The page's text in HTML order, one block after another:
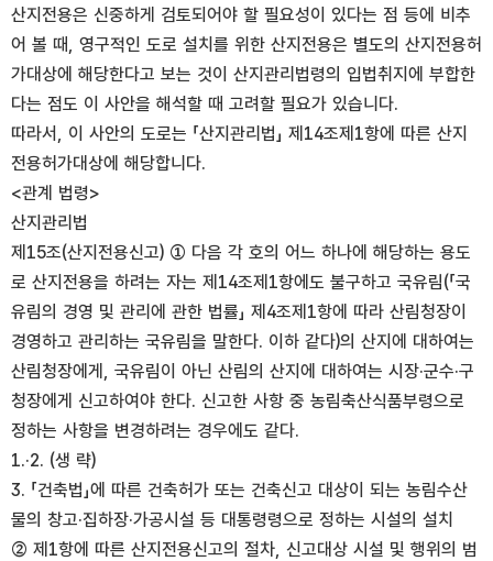
산지전용은 신중하게 검토되어야 할 필요성이 있다는 점 등에 비추
어 볼 때, 영구적인 도로 설치를 위한 산지전용은 별도의 산지전용허
가대상에 해당한다고 보는 것이 산지관리법령의 입법취지에 부합한
다는 점도 이 사안을 해석할 때 고려할 필요가 있습니다.
따라서, 이 사안의 도로는 「산지관리법」 제14조제1항에 따른 산지
전용허가대상에 해당합니다.
<관계 법령>
산지관리법
제15조(산지전용신고) ① 다음 각 호의 어느 하나에 해당하는 용도
로 산지전용을 하려는 자는 제14조제1항에도 불구하고 국유림(「국
유림의 경영 및 관리에 관한 법률」 제4조제1항에 따라 산림청장이
경영하고 관리하는 국유림을 말한다. 이하 같다)의 산지에 대하여는
산림청장에게, 국유림이 아닌 산림의 산지에 대하여는 시장·군수·구
청장에게 신고하여야 한다. 신고한 사항 중 농림축산식품부령으로
정하는 사항을 변경하려는 경우에도 같다.
1.·2. (생 략)
3. 「건축법」에 따른 건축허가 또는 건축신고 대상이 되는 농림수산
물의 창고·집하장·가공시설 등 대통령령으로 정하는 시설의 설치
② 제1항에 따른 산지전용신고의 절차, 신고대상 시설 및 행위의 범